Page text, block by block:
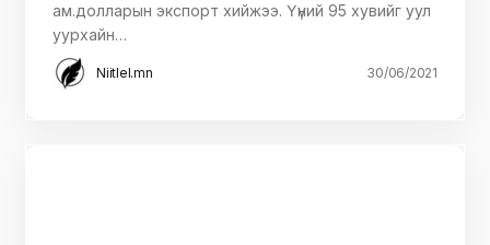
ам.долларын экспорт хийжээ. Үүний 95 хувийг уул
уурхайн…
Niitlel.mn 30/06/2021